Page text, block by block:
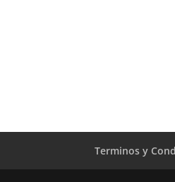
Terminos y